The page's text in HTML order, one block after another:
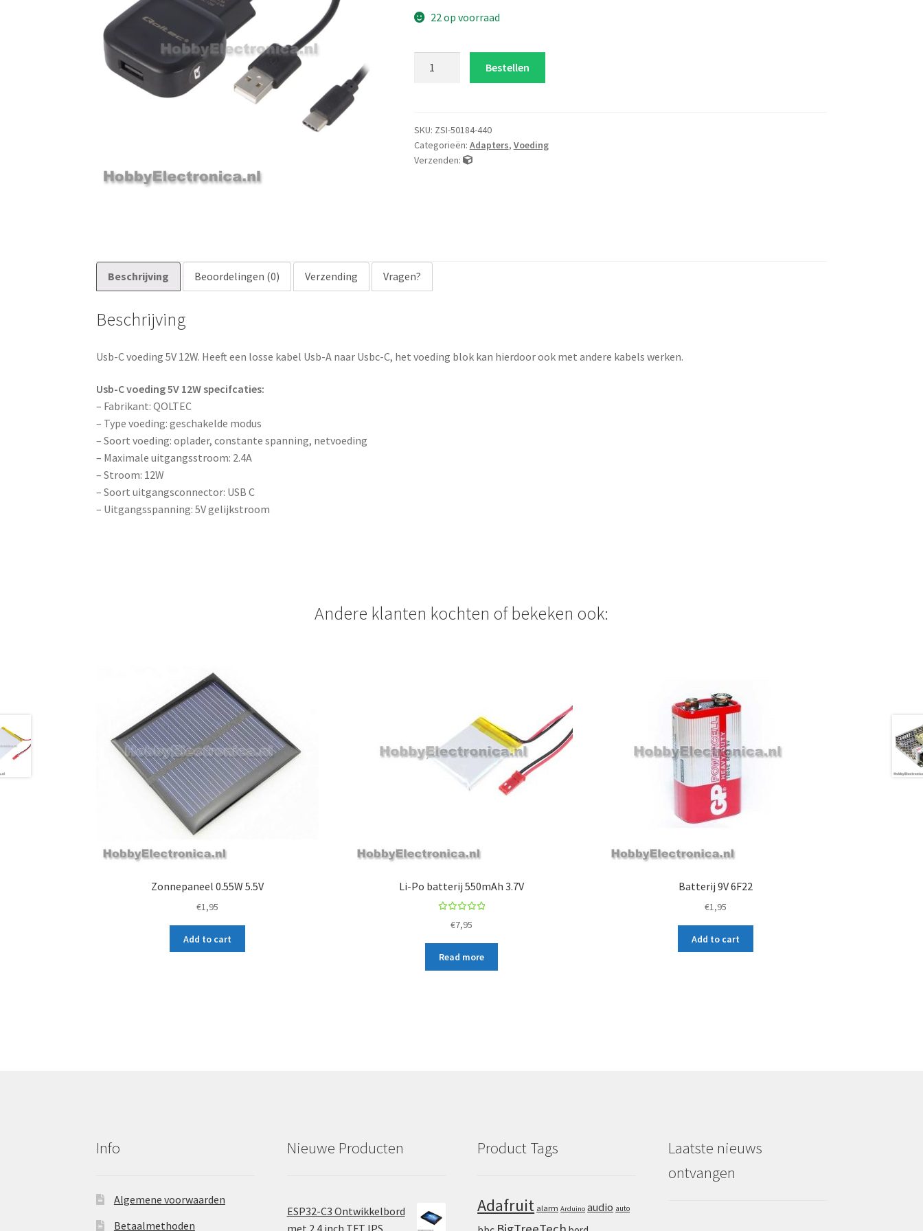
22 op voorraad
12W
aantal
Bestellen
SKU: ZSI-50184-440
Categorieën: Adapters, Voeding
Verzenden:
Beschrijving Beoordelingen (0) Verzending Vragen?
Beschrijving
Usb-C voeding 5V 12W. Heeft een losse kabel Usb-A naar Usbc-C, het voeding blok kan hierdoor ook met andere kabels werken.
Usb-C voeding 5V 12W specifcaties:
– Fabrikant: QOLTEC
– Type voeding: geschakelde modus
– Soort voeding: oplader, constante spanning, netvoeding
– Maximale uitgangsstroom: 2.4A
– Stroom: 12W
– Soort uitgangsconnector: USB C
– Uitgangsspanning: 5V gelijkstroom
Andere klanten kochten of bekeken ook:
Zonnepaneel 0.55W 5.5V
€1,95
Add to cart
Li-Po batterij 550mAh 3.7V
out
of 5
€7,95
Read more
Batterij 9V 6F22
€1,95
Add to cart
Info
Algemene voorwaarden
Betaalmethoden
Nieuwe Producten
ESP32-C3 Ontwikkelbord
met 2.4 inch TFT IPS
Product Tags
Adafruit alarm Arduino audio auto
Laatste nieuws
ontvangen